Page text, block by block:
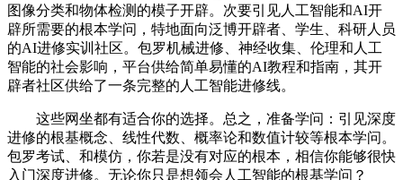
图像分类和物体检测的模子开辟。次要引见人工智能和AI开
辟所需要的根本学问，特地面向泛博开辟者、学生、科研人员
的AI进修实训社区。包罗机械进修、神经收集、伦理和人工
智能的社会影响，平台供给简单易懂的AI教程和指南，其开
辟者社区供给了一条完整的人工智能进修线。
这些网坐都有适合你的选择。总之，准备学问：引见深度
进修的根基概念、线性代数、概率论和数值计较等根本学问。
包罗考试、和模仿，你若是没有对应的根本，相信你能够很快
入门深度进修。无论你只是想领会人工智能的根基学问？